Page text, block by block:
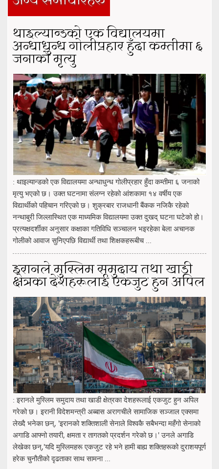
थाइल्यान्डको एक विद्यालयमा
अन्धाधुन्ध गोलीप्रहार हुँदा कम्तीमा ६
जनाको मृत्यु
: थाइल्यान्डको एक विद्यालयमा अन्धाधुन्ध गोलीप्रहार हुँदा कम्तीमा ६ जनाको
मृत्यु भएको छ। उक्त घटनामा संलग्न रहेको आंशकामा १४ वर्षीय एक
विद्यार्थीको पहिचान गरिएको छ। शुक्रबार राजधानी बैंकक नजिकै रहेको
नन्थाबुरी जिल्लास्थित एक माध्यमिक विद्यालयमा उक्त दुखद् घटना घटेको हो।
प्रत्यक्षदर्शीका अनुसार कक्षाका गतिविधि सञ्चालन भइरहेका बेला अचानक
गोलीको आवाज सुनिएपछि विद्यार्थी तथा शिक्षकहरूबीच ...
इरानले मुस्लिम समुदाय तथा खाडी
क्षेत्रका देशहरूलाई एकजुट हुन अपिल
: इरानले मुस्लिम समुदाय तथा खाडी क्षेत्रका देशहरूलाई एकजुट हुन अपिल
गरेको छ। इरानी विदेशमन्त्री अब्बास अरागचीले सामाजिक सञ्जाल एक्समा
लेख्दै भनेका छन्, 'इरानको शक्तिशाली सेनाले विश्वकै सबैभन्दा महँगो सेनाको
अगाडि आफ्नो तयारी, क्षमता र तागतको प्रदर्शन गरेको छ।' उनले अगाडि
लेखेका छन्,'यदि मुस्लिमहरू एकजुट रहे भने हामी बाह्य शक्तिहरूको दुराशयपूर्ण
हरेक चुनौतीको दृढताका साथ सामना ...